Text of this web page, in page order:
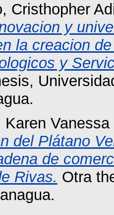
Cristhopher
y
la creacion
y
Vanessa
del Plátano
de
Rivas. Otra